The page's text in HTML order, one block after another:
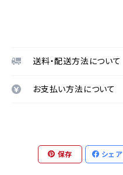
送料・配送方法について
お支払い方法について
保存 シェア